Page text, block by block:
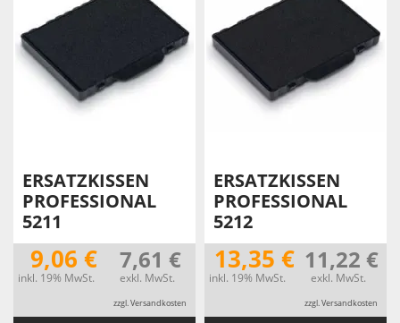
ERSATZKISSEN
PROFESSIONAL
5211
9,06 €
inkl. 19% MwSt.
7,61 €
exkl. MwSt.
zzgl. Versandkosten
ERSATZKISSEN
PROFESSIONAL
5212
13,35 €
inkl. 19% MwSt.
11,22 €
exkl. MwSt.
zzgl. Versandkosten